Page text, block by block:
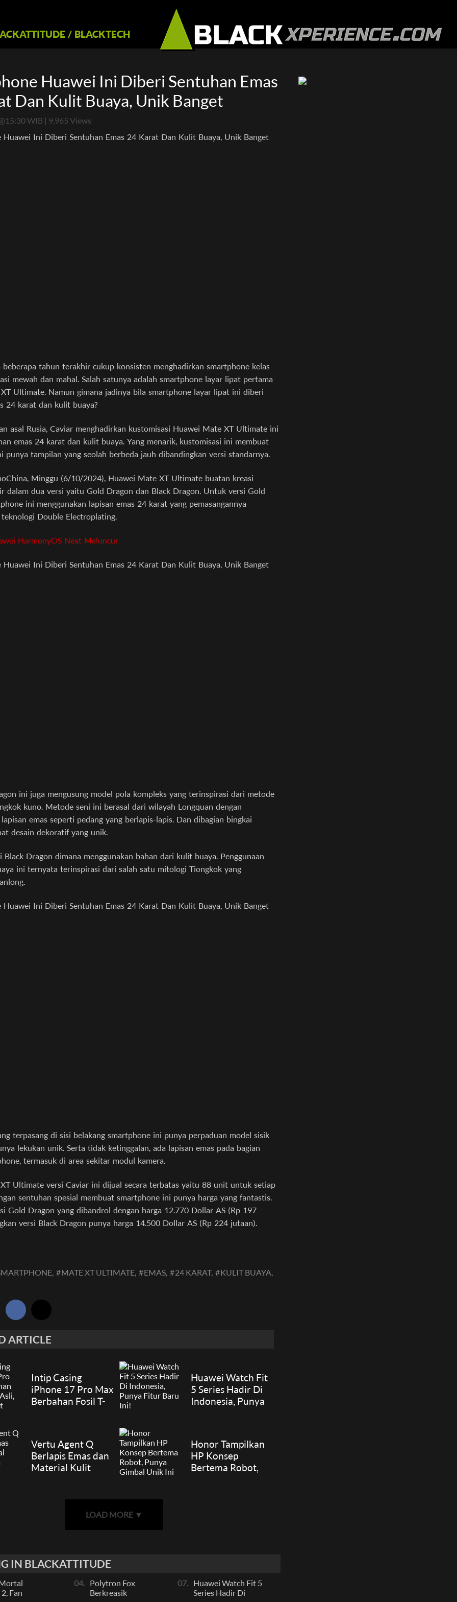
/ BLACKTECH
Huawei Ini Diberi Sentuhan Emas
Dan Kulit Buaya, Unik Banget
WIB | 9,965 Views
beberapa tahun terakhir cukup konsisten menghadirkan smartphone kelas
mewah dan mahal. Salah satunya adalah smartphone layar lipat pertama
Ultimate. Namun gimana jadinya bila smartphone layar lipat ini diberi
24 karat dan kulit buaya?
asal Rusia, Caviar menghadirkan kustomisasi Huawei Mate XT Ultimate ini
emas 24 karat dan kulit buaya. Yang menarik, kustomisasi ini membuat
punya tampilan yang seolah berbeda jauh dibandingkan versi standarnya.
Minggu (6/10/2024), Huawei Mate XT Ultimate buatan kreasi
dalam dua versi yaitu Gold Dragon dan Black Dragon. Untuk versi Gold
ini menggunakan lapisan emas 24 karat yang pemasangannya
teknologi Double Electroplating.
HarmonyOS Next Meluncur
ini juga mengusung model pola kompleks yang terinspirasi dari metode
kuno. Metode seni ini berasal dari wilayah Longquan dengan
emas seperti pedang yang berlapis-lapis. Dan dibagian bingkai
desain dekoratif yang unik.
Black Dragon dimana menggunakan bahan dari kulit buaya. Penggunaan
ini ternyata terinspirasi dari salah satu mitologi Tiongkok yang
terpasang di sisi belakang smartphone ini punya perpaduan model sisik
lekukan unik. Serta tidak ketinggalan, ada lapisan emas pada bagian
termasuk di area sekitar modul kamera.
Ultimate versi Caviar ini dijual secara terbatas yaitu 88 unit untuk setiap
sentuhan spesial membuat smartphone ini punya harga yang fantastis.
Gold Dragon yang dibandrol dengan harga 12.770 Dollar AS (Rp 197
versi Black Dragon punya harga 14.500 Dollar AS (Rp 224 jutaan).
#MATE XT ULTIMATE, #EMAS, #24 KARAT, #KULIT BUAYA,
ARTICLE
Intip Casing
iPhone 17 Pro Max
Berbahan Fosil T-
Huawei Watch Fit
5 Series Hadir Di
Indonesia, Punya
Vertu Agent Q
Berlapis Emas dan
Material Kulit
Honor Tampilkan
HP Konsep
Bertema Robot,
LOAD MORE ▼
IN BLACKATTITUDE
Fan
04. Polytron Fox
Berkreasik
07. Huawei Watch Fit 5
Series Hadir Di